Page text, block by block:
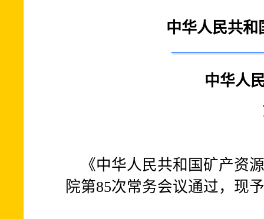
中华人民共和
中华人
《中华人民共和国矿产资
院第85次常务会议通过，现